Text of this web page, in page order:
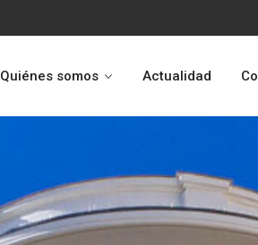
Quiénes somos Actualidad